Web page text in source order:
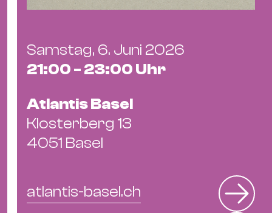
Samstag, 6. Juni 2026
21:00 - 23:00 Uhr
Atlantis Basel
Klosterberg 13
4051 Basel
atlantis-basel.ch